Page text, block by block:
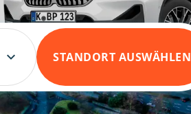
STANDORT AUSWÄHLEN